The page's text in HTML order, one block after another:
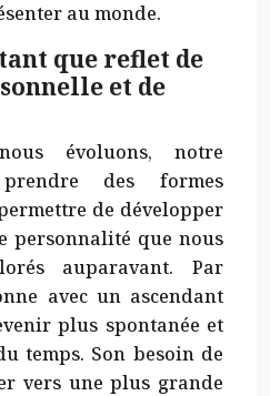
au monde.
tant que reflet de
et de
évoluons, notre
des formes
de développer
personnalité que nous
auparavant. Par
avec un ascendant
plus spontanée et
temps. Son besoin de
vers une plus grande